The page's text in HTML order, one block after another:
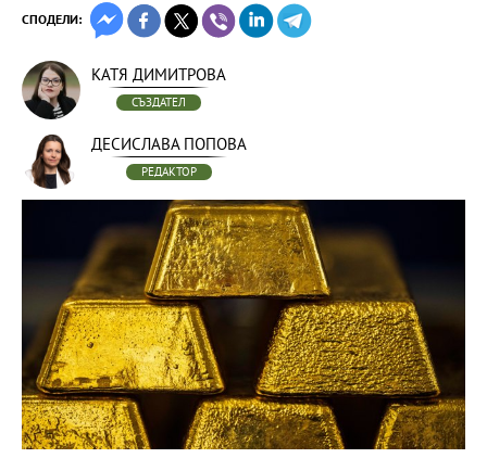
СПОДЕЛИ:
КАТЯ ДИМИТРОВА
СЪЗДАТЕЛ
ДЕСИСЛАВА ПОПОВА
РЕДАКТОР